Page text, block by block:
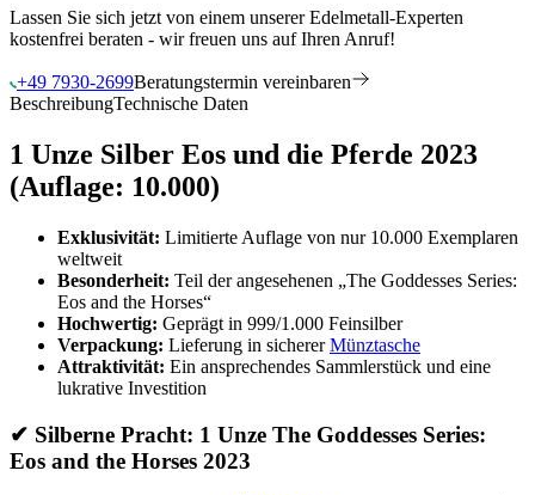
Lassen Sie sich jetzt von einem unserer Edelmetall-Experten
kostenfrei beraten - wir freuen uns auf Ihren Anruf!
+49 7930-2699Beratungstermin vereinbaren
BeschreibungTechnische Daten
1 Unze Silber Eos und die Pferde 2023
(Auflage: 10.000)
Exklusivität: Limitierte Auflage von nur 10.000 Exemplaren
weltweit
Besonderheit: Teil der angesehenen „The Goddesses Series:
Eos and the Horses“
Hochwertig: Geprägt in 999/1.000 Feinsilber
Verpackung: Lieferung in sichererMünztasche
Attraktivität: Ein ansprechendes Sammlerstück und eine
lukrative Investition
✔ Silberne Pracht: 1 Unze The Goddesses Series:
Eos and the Horses 2023